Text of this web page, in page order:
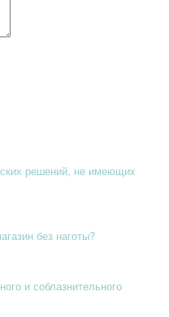
решений, не имеющих
без наготы?
и соблазнительного